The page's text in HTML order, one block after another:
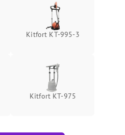
Kitfort КТ-995-3
Kitfort КТ-975